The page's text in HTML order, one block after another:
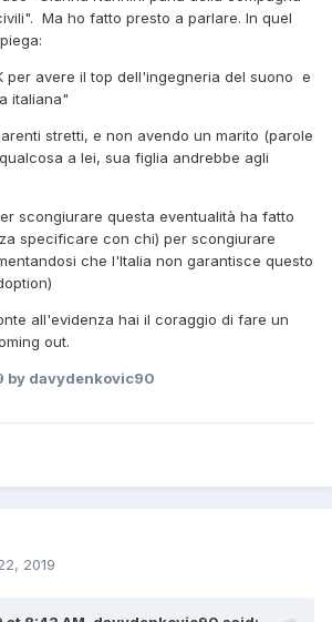
Ma ho fatto presto a parlare. In quel
per avere il top dell'ingegneria del suono e
italiana"
stretti, e non avendo un marito (parole
a lei, sua figlia andrebbe agli
scongiurare questa eventualità ha fatto
specificare con chi) per scongiurare
che l'Italia non garantisce questo
all'evidenza hai il coraggio di fare un
out.
by davydenkovic90
2019